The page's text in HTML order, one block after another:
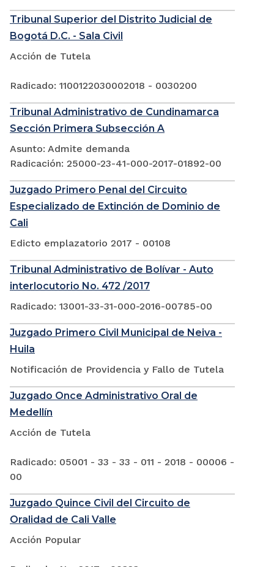
Tribunal Superior del Distrito Judicial de
Bogotá D.C. - Sala Civil
Acción de Tutela
Radicado: 1100122030002018 - 0030200
Tribunal Administrativo de Cundinamarca
Sección Primera Subsección A
Asunto: Admite demanda
Radicación: 25000-23-41-000-2017-01892-00
Juzgado Primero Penal del Circuito
Especializado de Extinción de Dominio de
Cali
Edicto emplazatorio 2017 - 00108
Tribunal Administrativo de Bolívar - Auto
interlocutorio No. 472 /2017
Radicado: 13001-33-31-000-2016-00785-00
Juzgado Primero Civil Municipal de Neiva -
Huila
Notificación de Providencia y Fallo de Tutela
Juzgado Once Administrativo Oral de
Medellín
Acción de Tutela
Radicado: 05001 - 33 - 33 - 011 - 2018 - 00006 -
00
Juzgado Quince Civil del Circuito de
Oralidad de Cali Valle
Acción Popular